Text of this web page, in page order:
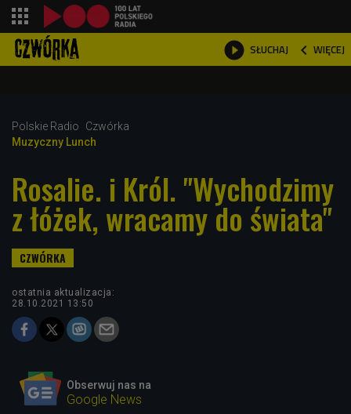
 SŁUCHAJ  WIĘCEJ

Polskie Radio
Czwórka
Muzyczny Lunch
Rosalie. i Król. "Wychodzimy
z łóżek, wracamy do świata"
ostatnia aktualizacja:
28.10.2021 13:50
Obserwuj nas na
Google News